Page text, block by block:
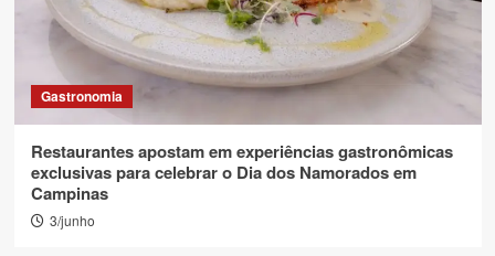
Gastronomia
Restaurantes apostam em experiências gastronômicas
exclusivas para celebrar o Dia dos Namorados em
Campinas
3/junho